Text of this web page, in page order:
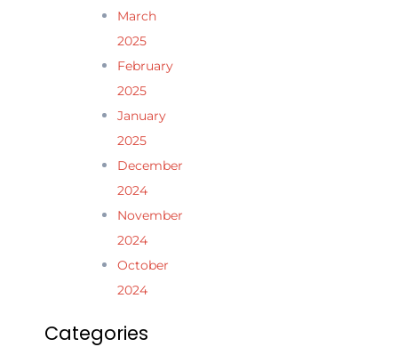
March
2025
February
2025
January
2025
December
2024
November
2024
October
2024
Categories